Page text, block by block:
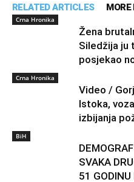
RELATED ARTICLES MORE
Crna Hronika
Žena
Siledžija ju
posjekao
Crna Hronika
Video /
Istoka,
izbijanja
BiH
SVAKA
51 GODINU